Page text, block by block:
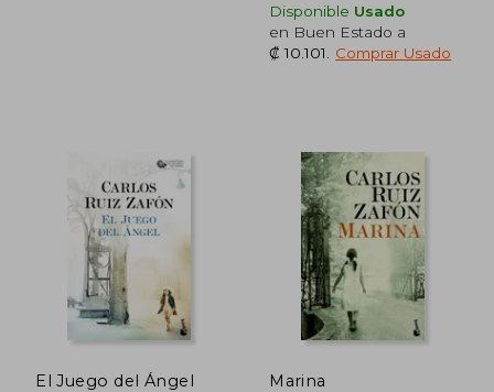
Disponible Usado
en Buen Estado a
₡ 10.101
Comprar Usado
El Juego del Ángel Marina